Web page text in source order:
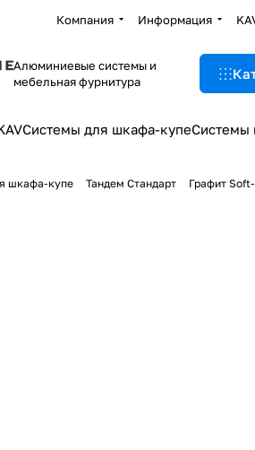
Компания Информация
Алюминиевые системы и
мебельная фурнитура
Системы для шкафа-купеСистемы
шкафа-купе Тандем Стандарт Графит